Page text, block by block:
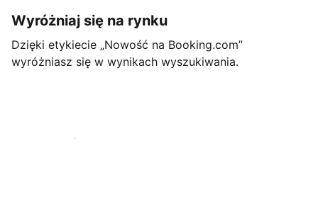
Wyróżniaj się na rynku
Dzięki etykiecie „Nowość na Booking.com”
wyróżniasz się w wynikach wyszukiwania.
Rozpocznij już dziś